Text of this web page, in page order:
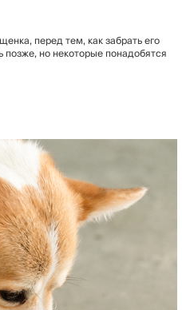
перед тем, как забрать его
но некоторые понадобятся